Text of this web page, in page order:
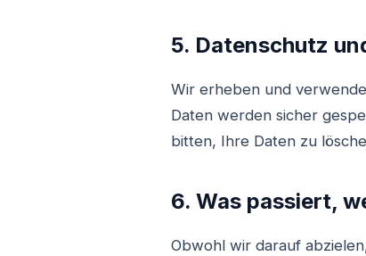
5. Datenschutz
Wir erheben und
Daten werden sicher
bitten, Ihre Daten zu
6. Was passiert,
Obwohl wir darauf